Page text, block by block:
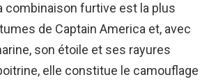
combinaison furtive est la plus
de Captain America et, avec
son étoile et ses rayures
elle constitue le camouflage